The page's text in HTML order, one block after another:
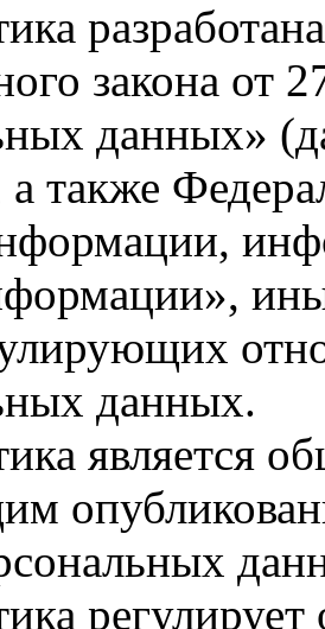
закона
данных»
также
данных.
является